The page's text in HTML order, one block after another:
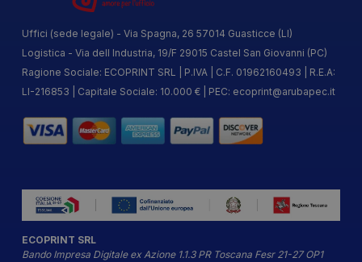
Uffici (sede legale) - Via Spagna, 26 57014 Guasticce (LI)
Logistica - Via dell Industria, 19/F 29015 Castel San Giovanni (PC)
Ragione Sociale: ECOPRINT SRL | P.IVA | C.F. 01962160493 | R.E.A:
LI-216853 | Capitale Sociale: 10.000 € | PEC: ecoprint@arubapec.it
ECOPRINT SRL
Bando Impresa Digitale ex Azione 1.1.3 PR Toscana Fesr 21-27 OP1